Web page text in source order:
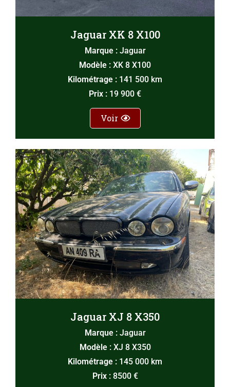
Jaguar XK 8 X100
Marque : Jaguar
Modèle : XK 8 X100
Kilométrage : 141 500 km
Prix : 19 900 €
Voir
Jaguar XJ 8 X350
Marque : Jaguar
Modèle : XJ 8 X350
Kilométrage : 145 000 km
Prix : 8500 €